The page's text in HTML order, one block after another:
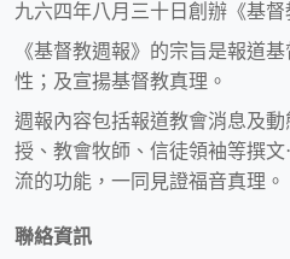
九六四年八月三十日創辦《基督
《基督教週報》的宗旨是報道
性；及宣揚基督教真理。
週報內容包括報道教會消息及
授、教會牧師、信徒領袖等撰
流的功能，一同見證福音真理。
聯絡資訊